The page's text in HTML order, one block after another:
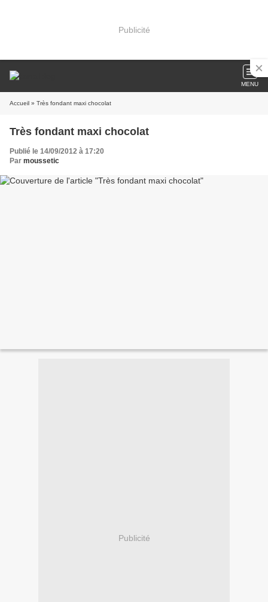
Publicité
MENU
Accueil » Très fondant maxi chocolat
Très fondant maxi chocolat
Publié le 14/09/2012 à 17:20
Par moussetic
Publicité